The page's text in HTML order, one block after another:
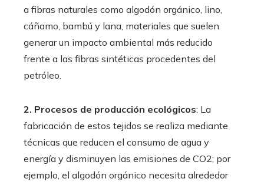
a fibras naturales como algodón orgánico, lino,
cáñamo, bambú y lana, materiales que suelen
generar un impacto ambiental más reducido
frente a las fibras sintéticas procedentes del
petróleo.
2. Procesos de producción ecológicos: La
fabricación de estos tejidos se realiza mediante
técnicas que reducen el consumo de agua y
energía y disminuyen las emisiones de CO2; por
ejemplo, el algodón orgánico necesita alrededor